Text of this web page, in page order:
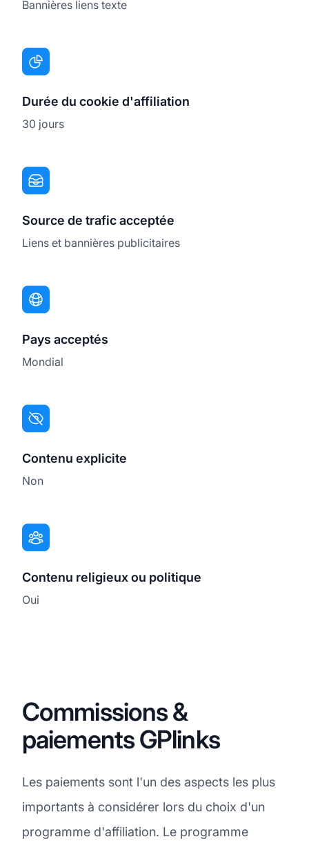
Bannières liens texte
Durée du cookie d'affiliation
30 jours
Source de trafic acceptée
Liens et bannières publicitaires
Pays acceptés
Mondial
Contenu explicite
Non
Contenu religieux ou politique
Oui
Commissions &
paiements GPlinks
Les paiements sont l'un des aspects les plus
importants à considérer lors du choix d'un
programme d'affiliation. Le programme